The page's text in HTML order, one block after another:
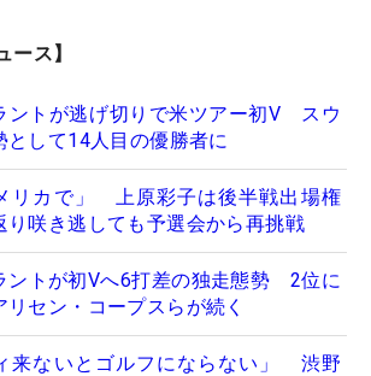
ース】
ントが逃げ切りで米ツアー初V スウ
として14人目の優勝者に
リカで」 上原彩子は後半戦出場権
り咲き逃しても予選会から再挑戦
ントが初Vへ6打差の独走態勢 2位に
リセン・コープスらが続く
来ないとゴルフにならない」 渋野